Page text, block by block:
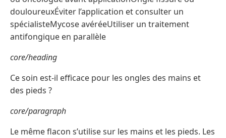
douloureuxÉviter l’application et consulter un
spécialisteMycose avéréeUtiliser un traitement
antifongique en parallèle
core/heading
Ce soin est-il efficace pour les ongles des mains et
des pieds ?
core/paragraph
Le même flacon s’utilise sur les mains et les pieds. Les